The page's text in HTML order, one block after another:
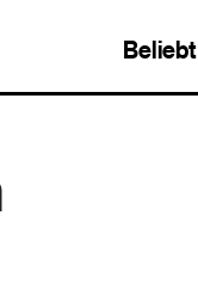
Beliebt